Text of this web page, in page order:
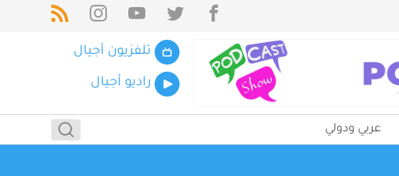
تلفزيون أجيال
راديو أجيال
عربي ودولي